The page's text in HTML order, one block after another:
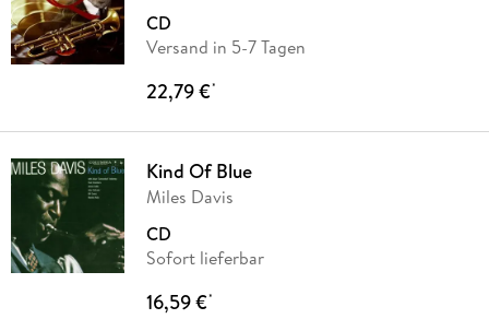
CD
Versand in 5-7 Tagen
22,79 €*
Kind Of Blue
Miles Davis
CD
Sofort lieferbar
16,59 €*